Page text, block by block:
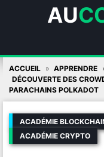
AU
Skip
content
ACCUEIL
APPRENDRE
DÉCOUVERTE DES
PARACHAINS POLKADOT
ACADÉMIE
ACADÉMIE CRYPTO